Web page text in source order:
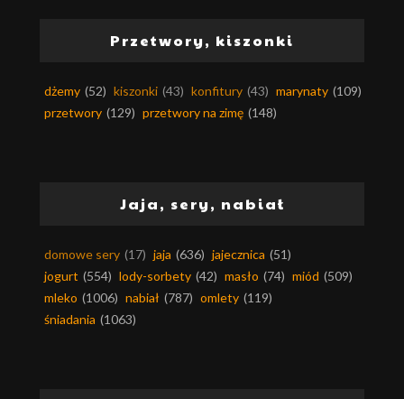
Przetwory, kiszonki
dżemy (52) kiszonki (43) konfitury (43) marynaty (109)
przetwory (129) przetwory na zimę (148)
Jaja, sery, nabiał
domowe sery (17) jaja (636) jajecznica (51)
jogurt (554) lody-sorbety (42) masło (74) miód (509)
mleko (1006) nabiał (787) omlety (119)
śniadania (1063)